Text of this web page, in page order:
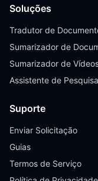
Soluções
Tradutor de
Sumarizador de
Sumarizador de
Assistente de Pesquisa
Suporte
Enviar Solicitação
Guias
Termos de Serviço